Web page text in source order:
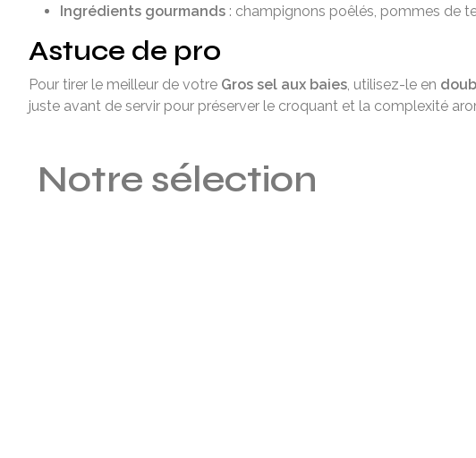
Ingrédients gourmands : champignons poêlés, pommes de
Astuce de pro
Pour tirer le meilleur de votre Gros sel aux baies, utilisez-le en
juste avant de servir pour préserver le croquant et la complexité
Notre sélection